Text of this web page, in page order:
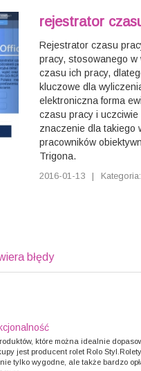
rejestrator
Rejestrator czasu
pracy, stosowanego w
czasu ich pracy,
kluczowe dla
elektroniczna forma
czasu pracy i
znaczenie dla takiego
pracowników
Trigona.
2016-01-13 | Kategoria:
błędy
które można idealnie
jest producent rolet Rolo
tylko wygodne, ale także bardzo